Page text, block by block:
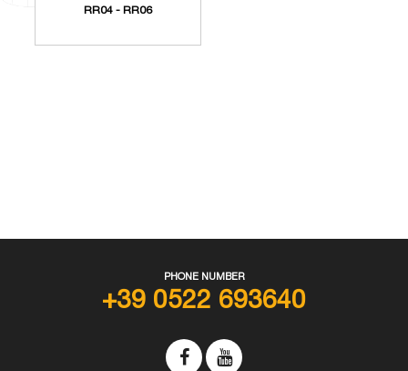
RR04 - RR06
PHONE NUMBER
+39 0522 693640